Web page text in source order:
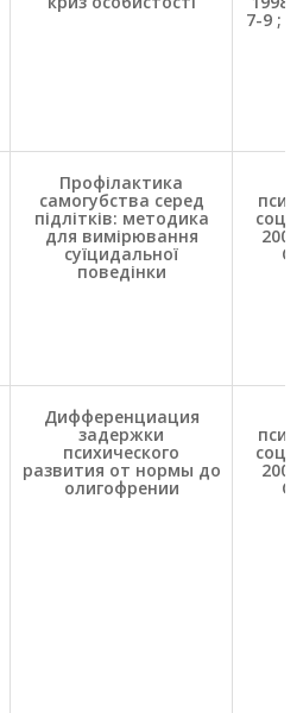
7-9 ;
Профілактика
самогубства серед
підлітків: методика
для вимірювання
суїцидальної
поведінки
соц.
С.
Дифференциация
задержки
психического
развития от нормы до
олигофрении
соц.
С.